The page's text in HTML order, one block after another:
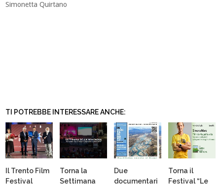
Simonetta Quirtano
TI POTREBBE INTERESSARE ANCHE:
Il Trento Film
Festival
Torna la
Settimana
Due
documentari
Torna il
Festival “Le